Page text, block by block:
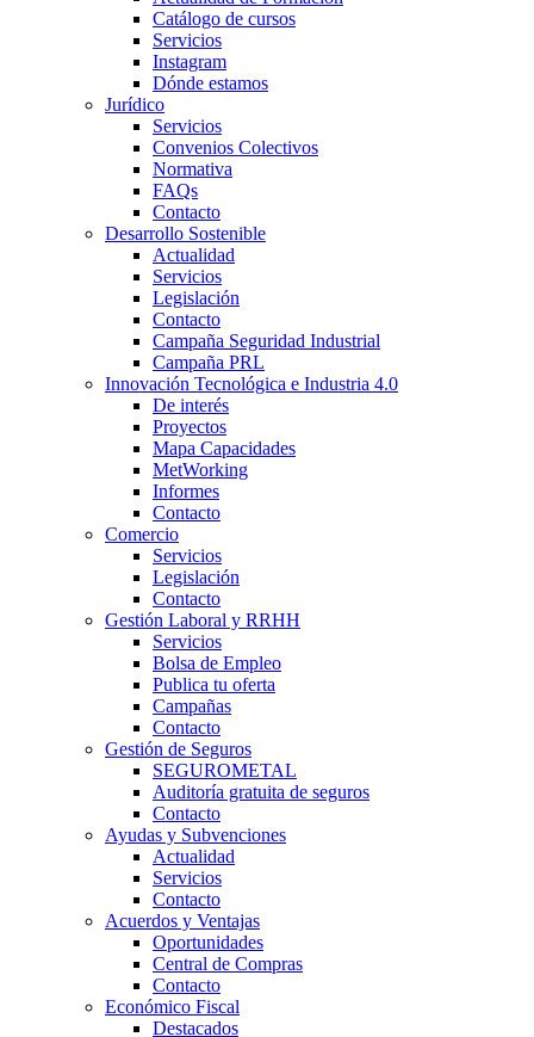
Catálogo de cursos
Servicios
Instagram
Dónde estamos
Jurídico
Servicios
Convenios Colectivos
Normativa
FAQs
Contacto
Desarrollo Sostenible
Actualidad
Servicios
Legislación
Contacto
Campaña Seguridad Industrial
Campaña PRL
Innovación Tecnológica e Industria 4.0
De interés
Proyectos
Mapa Capacidades
MetWorking
Informes
Contacto
Comercio
Servicios
Legislación
Contacto
Gestión Laboral y RRHH
Servicios
Bolsa de Empleo
Publica tu oferta
Campañas
Contacto
Gestión de Seguros
SEGUROMETAL
Auditoría gratuita de seguros
Contacto
Ayudas y Subvenciones
Actualidad
Servicios
Contacto
Acuerdos y Ventajas
Oportunidades
Central de Compras
Contacto
Económico Fiscal
Destacados